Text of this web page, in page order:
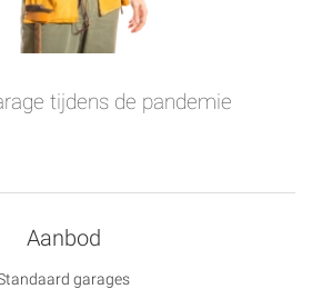
tijdens de pandemie
Aanbod
garages